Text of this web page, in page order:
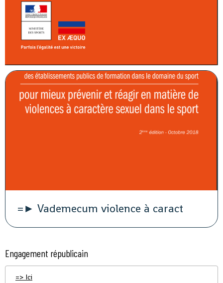
=► Vademecum violence à caract
Engagement républicain
=> Ici